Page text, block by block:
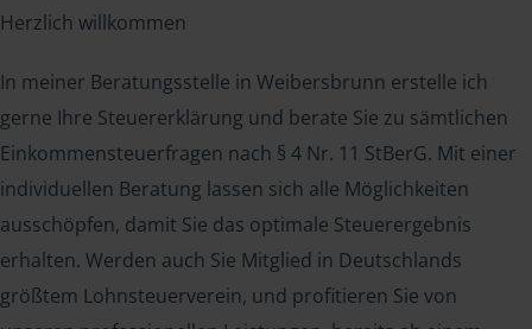
Herzlich willkommen
In meiner Beratungsstelle in Weibersbrunn erstelle ich
gerne Ihre Steuererklärung und berate Sie zu sämtlichen
Einkommensteuerfragen nach § 4 Nr. 11 StBerG. Mit einer
individuellen Beratung lassen sich alle Möglichkeiten
ausschöpfen, damit Sie das optimale Steuerergebnis
erhalten. Werden auch Sie Mitglied in Deutschlands
größtem Lohnsteuerverein, und profitieren Sie von